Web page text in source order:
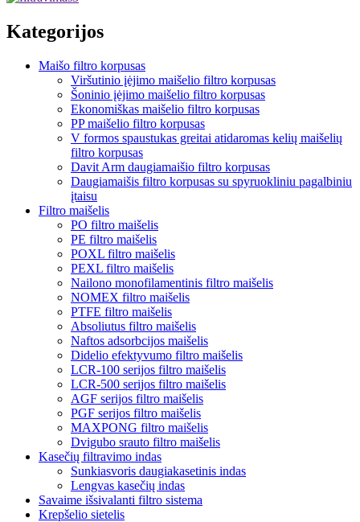
Kategorijos
Maišo filtro korpusas
Viršutinio įėjimo maišelio filtro korpusas
Šoninio įėjimo maišelio filtro korpusas
Ekonomiškas maišelio filtro korpusas
PP maišelio filtro korpusas
V formos spaustukas greitai atidaromas kelių maišelių
filtro korpusas
Davit Arm daugiamaišio filtro korpusas
Daugiamaišis filtro korpusas su spyruokliniu pagalbiniu
įtaisu
Filtro maišelis
PO filtro maišelis
PE filtro maišelis
POXL filtro maišelis
PEXL filtro maišelis
Nailono monofilamentinis filtro maišelis
NOMEX filtro maišelis
PTFE filtro maišelis
Absoliutus filtro maišelis
Naftos adsorbcijos maišelis
Didelio efektyvumo filtro maišelis
LCR-100 serijos filtro maišelis
LCR-500 serijos filtro maišelis
AGF serijos filtro maišelis
PGF serijos filtro maišelis
MAXPONG filtro maišelis
Dvigubo srauto filtro maišelis
Kasečių filtravimo indas
Sunkiasvoris daugiakasetinis indas
Lengvas kasečių indas
Savaime išsivalanti filtro sistema
Krepšelio sietelis